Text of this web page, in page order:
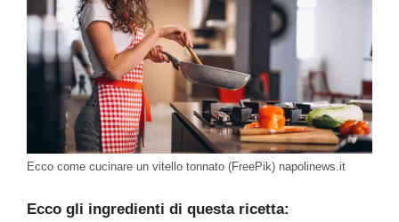
Ecco come cucinare un vitello tonnato (FreePik) napolinews.it
Ecco gli ingredienti di questa ricetta: